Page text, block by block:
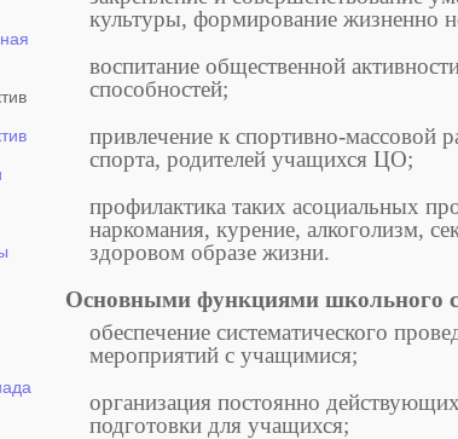
культуры, формирование жизненно
воспитание общественной
способностей;
привлечение к спортивно-массовой
спорта, родителей учащихся ЦО;
профилактика таких асоциальных
наркомания, курение, алкоголизм,
здоровом образе жизни.
Основными функциями школьного
обеспечение систематического
мероприятий с учащимися;
организация постоянно
подготовки для учащихся;